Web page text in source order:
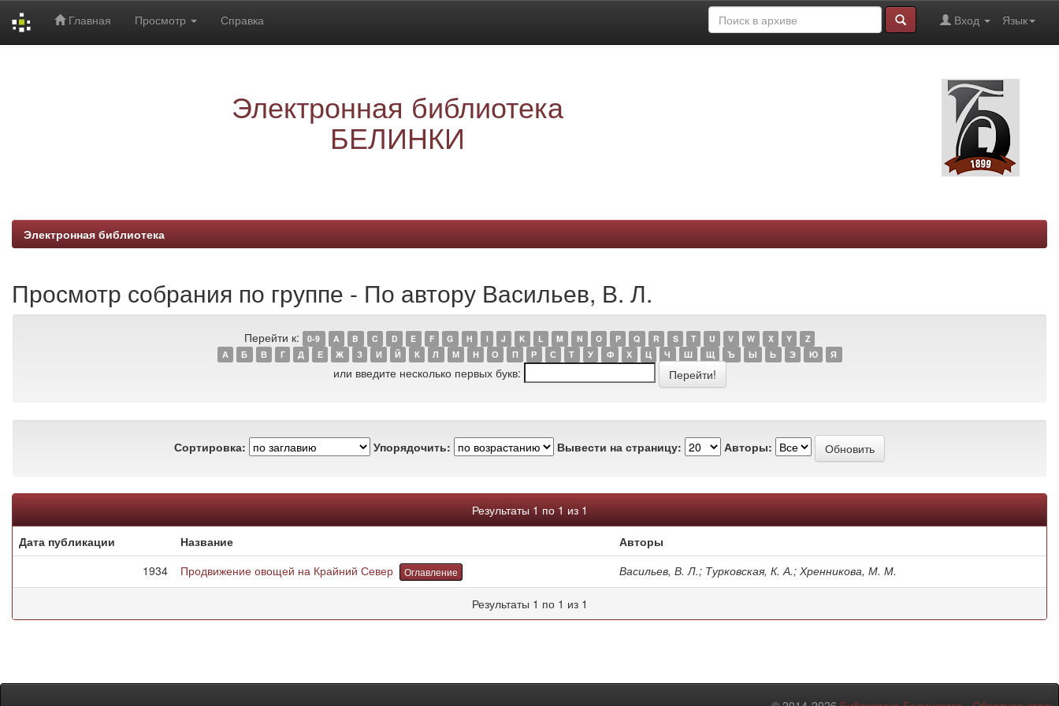
Главная Просмотр Справка Язык
Вход
Электронная библиотека
БЕЛИНКИ
Электронная библиотека
Просмотр собрания по группе - По автору Васильев, В. Л.
Перейти к: 0-9 A B C D E F G H I J K L M N O P Q R S T U V W X Y
Z
А
Б В Г Д Е Ж З И Й К Л М Н О П Р С Т У Ф Х Ц Ч Ш Щ Ъ Ы Ь Э Ю Я
или введите несколько первых букв:
Сортировка: Упорядочить: Вывести на страницу: Авторы:
Результаты 1 по 1 из 1
Дата публикации
Название
Авторы
1934
Продвижение овощей на Крайний Север Оглавление Васильев, В. Л.; Турковская, К. А.; Хренникова, М. М.
Результаты 1 по 1 из 1